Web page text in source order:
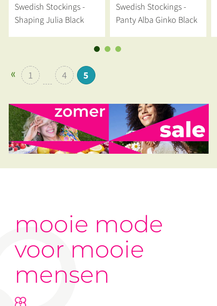
Swedish Stockings -
Shaping Julia Black
Swedish Stockings -
Panty Alba Ginko Black
1 4 5
mooie mode
voor mooie
mensen